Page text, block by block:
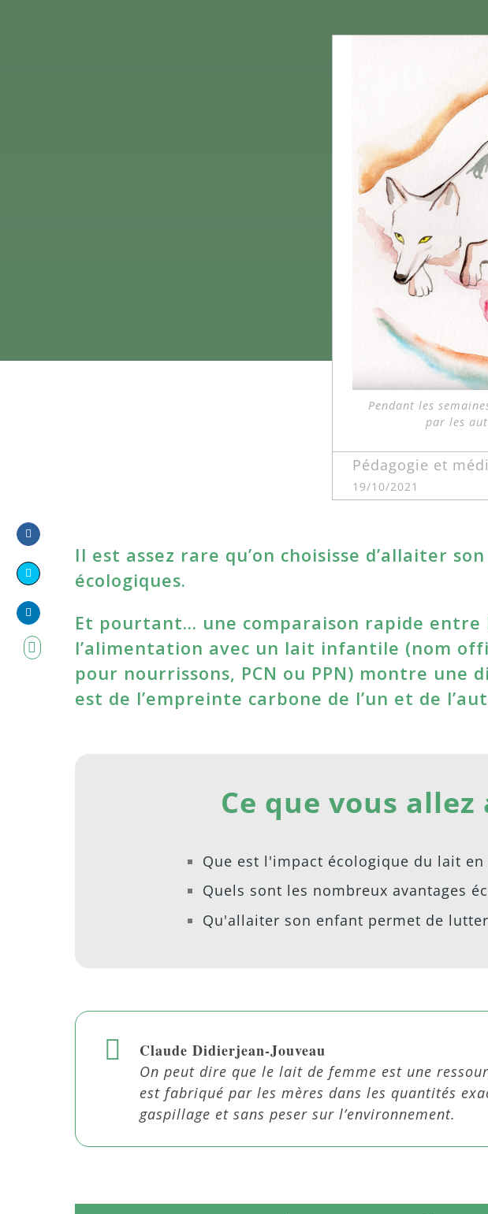
Pendant les
par les
Pédagogie et
19/10/2021
on
Facebook
on
Twitter
Share
on
LinkedIn
Il est assez rare qu’on choisisse d’allaiter
écologiques.
Et pourtant… une comparaison rapide entre
l’alimentation avec un lait infantile (nom
pour nourrissons, PCN ou PPN) montre une
est de l’empreinte carbone de l’un et de
Ce que vous
Que est l'impact écologique du lait en
Quels sont les nombreux avantages
Qu'allaiter son enfant permet de
Claude Didierjean-Jouveau
On peut dire que le lait de femme est une
est fabriqué par les mères dans les quantités
gaspillage et sans peser sur l’environnement.